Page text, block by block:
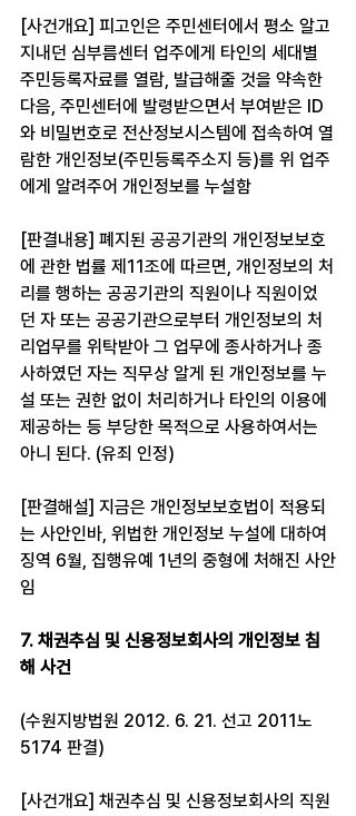
[사건개요] 피고인은 주민센터에서 평소 알고
지내던 심부름센터 업주에게 타인의 세대별
주민등록자료를 열람, 발급해줄 것을 약속한
다음, 주민센터에 발령받으면서 부여받은 ID
와 비밀번호로 전산정보시스템에 접속하여 열
람한 개인정보(주민등록주소지 등)를 위 업주
에게 알려주어 개인정보를 누설함
[판결내용] 폐지된 공공기관의 개인정보보호
에 관한 법률 제11조에 따르면, 개인정보의 처
리를 행하는 공공기관의 직원이나 직원이었
던 자 또는 공공기관으로부터 개인정보의 처
리업무를 위탁받아 그 업무에 종사하거나 종
사하였던 자는 직무상 알게 된 개인정보를 누
설 또는 권한 없이 처리하거나 타인의 이용에
제공하는 등 부당한 목적으로 사용하여서는
아니 된다. (유죄 인정)
[판결해설] 지금은 개인정보보호법이 적용되
는 사안인바, 위법한 개인정보 누설에 대하여
징역 6월, 집행유예 1년의 중형에 처해진 사안
임
7. 채권추심 및 신용정보회사의 개인정보 침
해 사건
(수원지방법원 2012. 6. 21. 선고 2011노
5174 판결)
[사건개요] 채권추심 및 신용정보회사의 직원